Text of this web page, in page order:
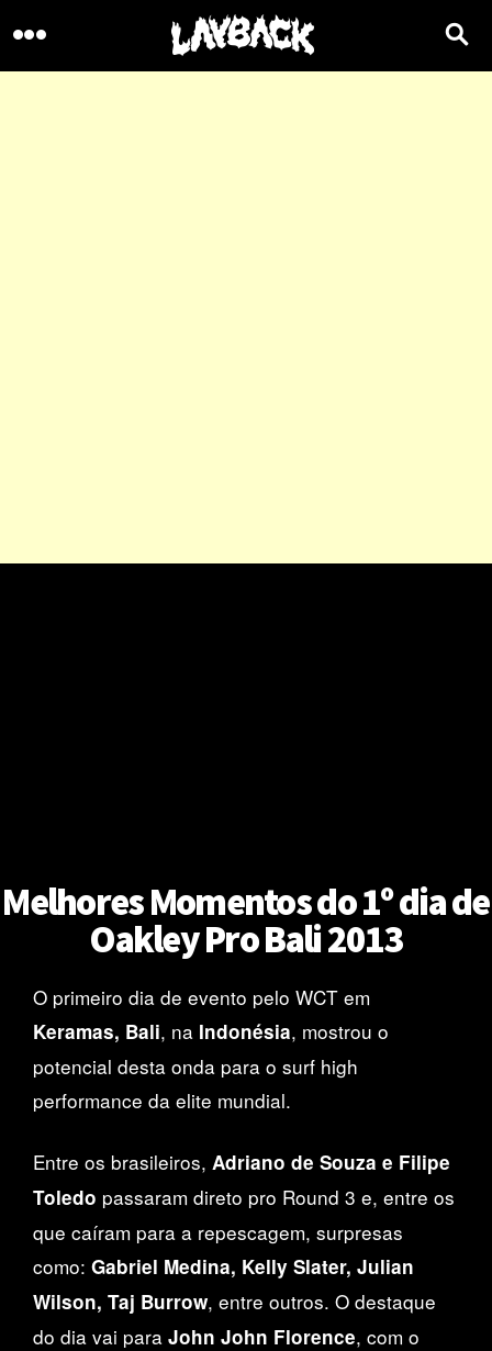
Melhores Momentos do 1º dia de
Oakley Pro Bali 2013
O primeiro dia de evento pelo WCT em
Keramas, Bali, na Indonésia, mostrou o
potencial desta onda para o surf high
performance da elite mundial.
Entre os brasileiros, Adriano de Souza e Filipe
Toledo passaram direto pro Round 3 e, entre os
que caíram para a repescagem, surpresas
como: Gabriel Medina, Kelly Slater, Julian
Wilson, Taj Burrow, entre outros. O destaque
do dia vai para John John Florence, com o